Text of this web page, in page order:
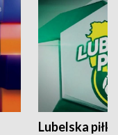
Lubelska piłka